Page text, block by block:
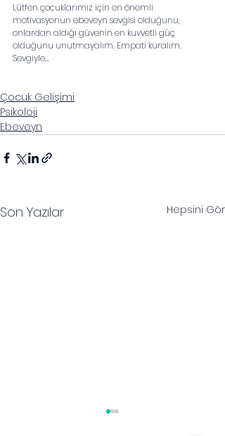
Lütfen çocuklarımız için en önemli
motivasyonun ebeveyn sevgisi olduğunu,
onlardan aldığı güvenin en kuvvetli güç
olduğunu unutmayalım. Empati kuralım.
Sevgiyle...
Çocuk Gelişimi
Psikoloji
Ebeveyn
Son Yazılar Hepsini Gör